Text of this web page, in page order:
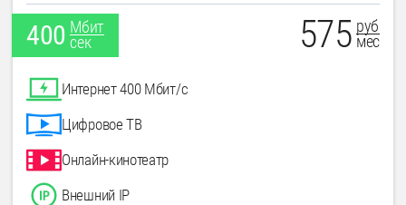
400 Мбит
сек
575 руб
мес
Интернет 400 Мбит/с
Цифровое ТВ
Онлайн-кинотеатр
Внешний IP